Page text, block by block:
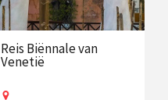
Reis Biënnale van
Venetië